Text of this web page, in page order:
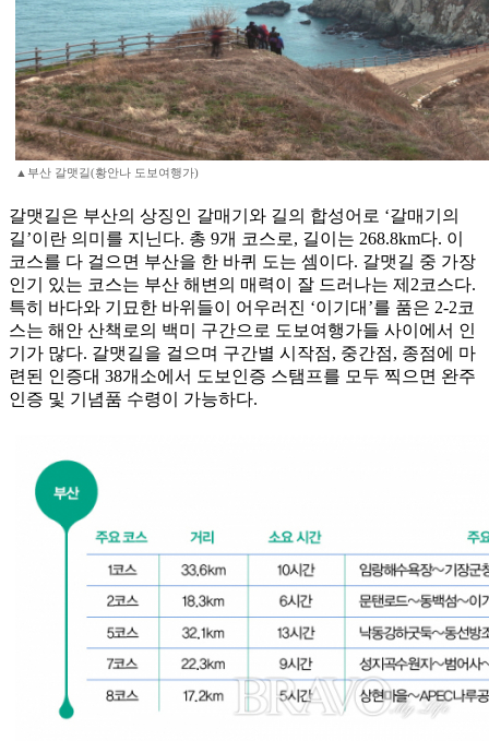
▲부산 갈맷길(황안나 도보여행가)
갈맷길은 부산의 상징인 갈매기와 길의 합성어로 ‘갈매기의
길’이란 의미를 지닌다. 총 9개 코스로, 길이는 268.8km다. 이
코스를 다 걸으면 부산을 한 바퀴 도는 셈이다. 갈맷길 중 가장
인기 있는 코스는 부산 해변의 매력이 잘 드러나는 제2코스다.
특히 바다와 기묘한 바위들이 어우러진 ‘이기대’를 품은 2-2코
스는 해안 산책로의 백미 구간으로 도보여행가들 사이에서 인
기가 많다. 갈맷길을 걸으며 구간별 시작점, 중간점, 종점에 마
련된 인증대 38개소에서 도보인증 스탬프를 모두 찍으면 완주
인증 및 기념품 수령이 가능하다.